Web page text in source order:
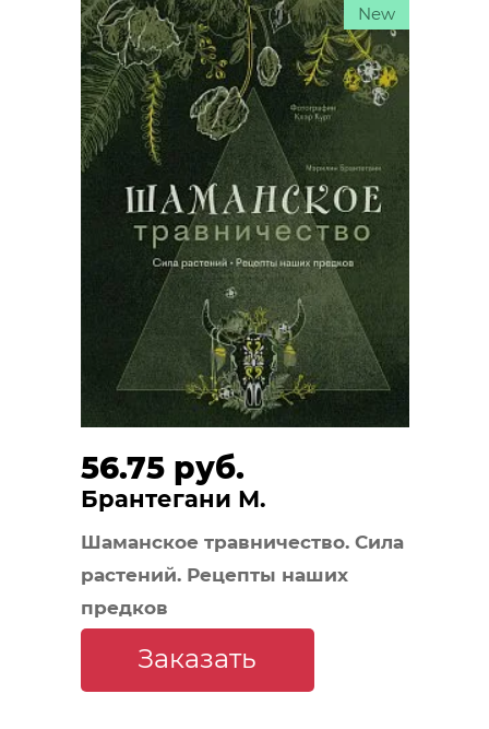
56.75 руб.
Брантегани М.
Шаманское травничество. Сила
растений. Рецепты наших
предков
New
Заказать